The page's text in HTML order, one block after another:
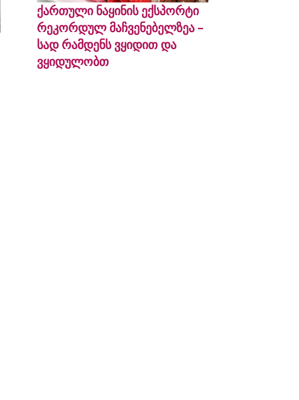
ქართული ნაყინის ექსპორტი
რეკორდულ მაჩვენებელზეა –
სად რამდენს ვყიდით და
ვყიდულობთ